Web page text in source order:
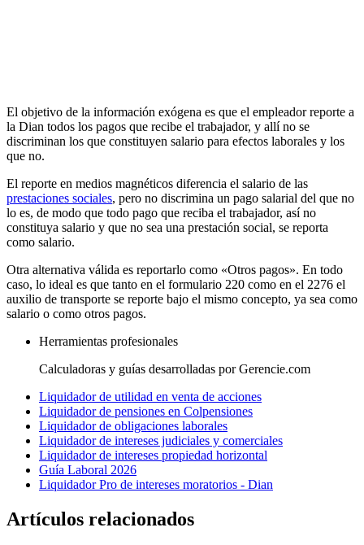
El objetivo de la información exógena es que el empleador reporte a
la Dian todos los pagos que recibe el trabajador, y allí no se
discriminan los que constituyen salario para efectos laborales y los
que no.
El reporte en medios magnéticos diferencia el salario de las
prestaciones sociales, pero no discrimina un pago salarial del que no
lo es, de modo que todo pago que reciba el trabajador, así no
constituya salario y que no sea una prestación social, se reporta
como salario.
Otra alternativa válida es reportarlo como «Otros pagos». En todo
caso, lo ideal es que tanto en el formulario 220 como en el 2276 el
auxilio de transporte se reporte bajo el mismo concepto, ya sea como
salario o como otros pagos.
Herramientas profesionales
Calculadoras y guías desarrolladas por Gerencie.com
Liquidador de utilidad en venta de acciones
Liquidador de pensiones en Colpensiones
Liquidador de obligaciones laborales
Liquidador de intereses judiciales y comerciales
Liquidador de intereses propiedad horizontal
Guía Laboral 2026
Liquidador Pro de intereses moratorios - Dian
Artículos relacionados